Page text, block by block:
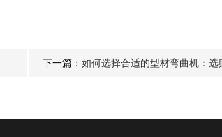
下一篇： 如何选择合适的型材弯曲机：选